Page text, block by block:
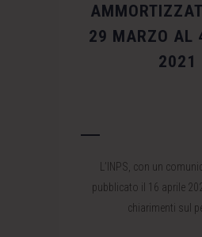
29 MARZO AL
2021
L’INPS, con un
pubblicato il 16 aprile
chiarimenti sul